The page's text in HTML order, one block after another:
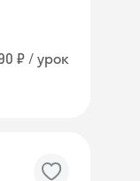
₽ / урок